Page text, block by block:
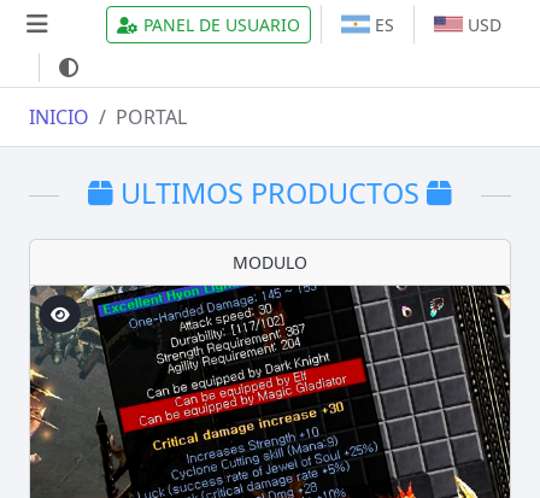
PANEL DE USUARIO ES USD
INICIO PORTAL
ULTIMOS PRODUCTOS
MODULO